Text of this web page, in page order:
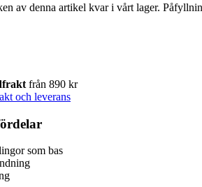
av denna artikel kvar i vårt lager.
från 890 kr
och leverans
som bas